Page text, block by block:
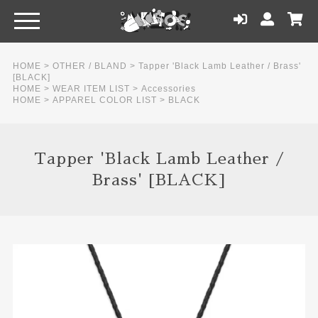
HOME > OTHER / BLAND > Tapper 'Black Lamb Leather / Brass'
[BLACK]
HOME > WEAR ITEM LIST > Accessories
HOME > APPAREL COLOR LIST > BLACK
Tapper 'Black Lamb Leather /
Brass' [BLACK]